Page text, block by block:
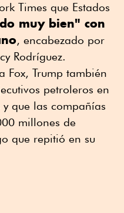
Times que Estados
muy bien" con
, encabezado ⁠por
Rodríguez.
Fox, Trump también
petroleros en
que las compañías
millones de
que repitió en su